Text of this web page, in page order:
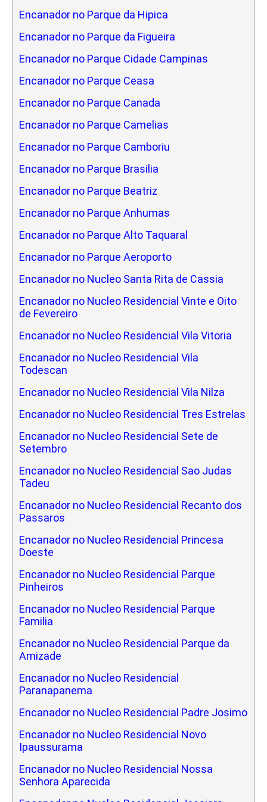
Encanador no Parque da Hipica
Encanador no Parque da Figueira
Encanador no Parque Cidade Campinas
Encanador no Parque Ceasa
Encanador no Parque Canada
Encanador no Parque Camelias
Encanador no Parque Camboriu
Encanador no Parque Brasilia
Encanador no Parque Beatriz
Encanador no Parque Anhumas
Encanador no Parque Alto Taquaral
Encanador no Parque Aeroporto
Encanador no Nucleo Santa Rita de Cassia
Encanador no Nucleo Residencial Vinte e Oito
de Fevereiro
Encanador no Nucleo Residencial Vila Vitoria
Encanador no Nucleo Residencial Vila
Todescan
Encanador no Nucleo Residencial Vila Nilza
Encanador no Nucleo Residencial Tres Estrelas
Encanador no Nucleo Residencial Sete de
Setembro
Encanador no Nucleo Residencial Sao Judas
Tadeu
Encanador no Nucleo Residencial Recanto dos
Passaros
Encanador no Nucleo Residencial Princesa
Doeste
Encanador no Nucleo Residencial Parque
Pinheiros
Encanador no Nucleo Residencial Parque
Familia
Encanador no Nucleo Residencial Parque da
Amizade
Encanador no Nucleo Residencial
Paranapanema
Encanador no Nucleo Residencial Padre Josimo
Encanador no Nucleo Residencial Novo
Ipaussurama
Encanador no Nucleo Residencial Nossa
Senhora Aparecida